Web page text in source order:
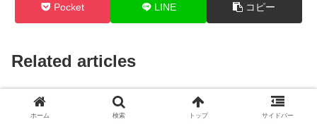
Pocket LINE コピー
Related articles
ブラッククローバー
ワンピース
ホーム
検索 トップ サイドバー